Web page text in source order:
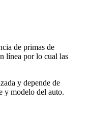
de primas de
línea por lo cual las
y depende de
y modelo del auto.